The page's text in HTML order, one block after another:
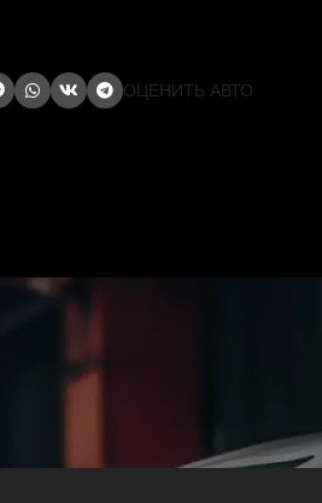
ОЦЕНИТЬ АВТО